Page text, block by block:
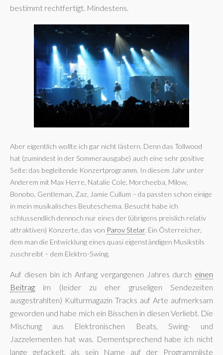
bestimmt rechtfertigt. Mindestens.
Aber eigentlich wollte ich gar nicht lästern. Denn das Tollwood
hat (zumindest in der Sommerausgabe) auch eine sehr positive
Seite: das begleitende Konzertprogramm. In diesem Jahr unter
Anderem mit Max Herre, Natalie Cole, Morcheeba, Milow,
Bonobo, Gentleman, Zaz, Jamie Cullum – da passten schon einige
in mein musikalisches Beuteschema. Besucht habe ich
schlussendlich dennoch nur eines der (übrigens preislich relativ
attraktiven) Konzerte, das von Parov Stelar. Ein Österreicher,
dem man die Entwicklung eines quasi eigenständigen Musikstils
zuschreibt – dem Elektro-Swing.
Auf diesen bin ich Anfang vergangenen Jahres durch einen
Beitrag im (leider zu eher gruseligen Sendezeiten
ausgestrahlten) Kulturmagazin Tracks auf Arte aufmerksam
geworden und habe mich ein Bisschen in diesen Verliebt. Die
Mischung aus Elektronischen Beats, Swing- und
Jazzelementen hat was. Dementsprechend habe ich nicht
lange gefackelt, als sein Name auf der Programmliste